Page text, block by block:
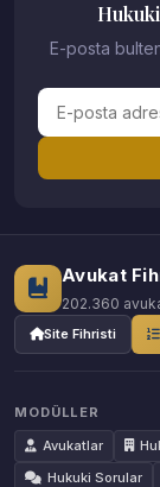
E-posta
Avukat
202.360
Site Fihristi
MODÜLLER
Avukatlar
Hukuki Sorular